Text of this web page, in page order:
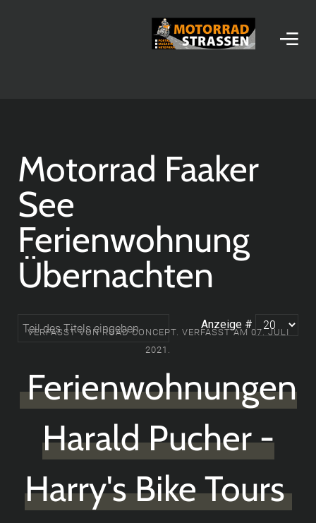
Motorrad Faaker
See
Ferienwohnung
Übernachten
Anzeige #
VERFASST VON ROAD CONCEPT. VERFASST AM 07. JULI
2021 .
Ferienwohnungen
Harald Pucher -
Harry's Bike Tours